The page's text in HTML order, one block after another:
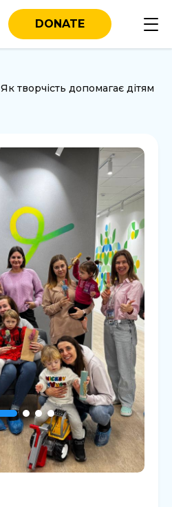
DONATE
Як творчість допомагає дітям